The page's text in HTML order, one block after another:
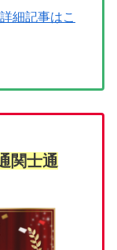
細記事はこ
関士通